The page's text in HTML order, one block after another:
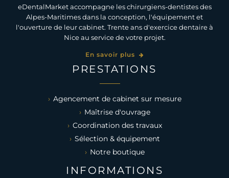
eDentalMarket accompagne les chirurgiens-dentistes des
Alpes-Maritimes dans la conception, l'équipement et
l'ouverture de leur cabinet. Trente ans d'exercice dentaire à
Nice au service de votre projet.
En savoir plus
PRESTATIONS
Agencement de cabinet sur mesure
Maîtrise d'ouvrage
Coordination des travaux
Sélection & équipement
Notre boutique
INFORMATIONS